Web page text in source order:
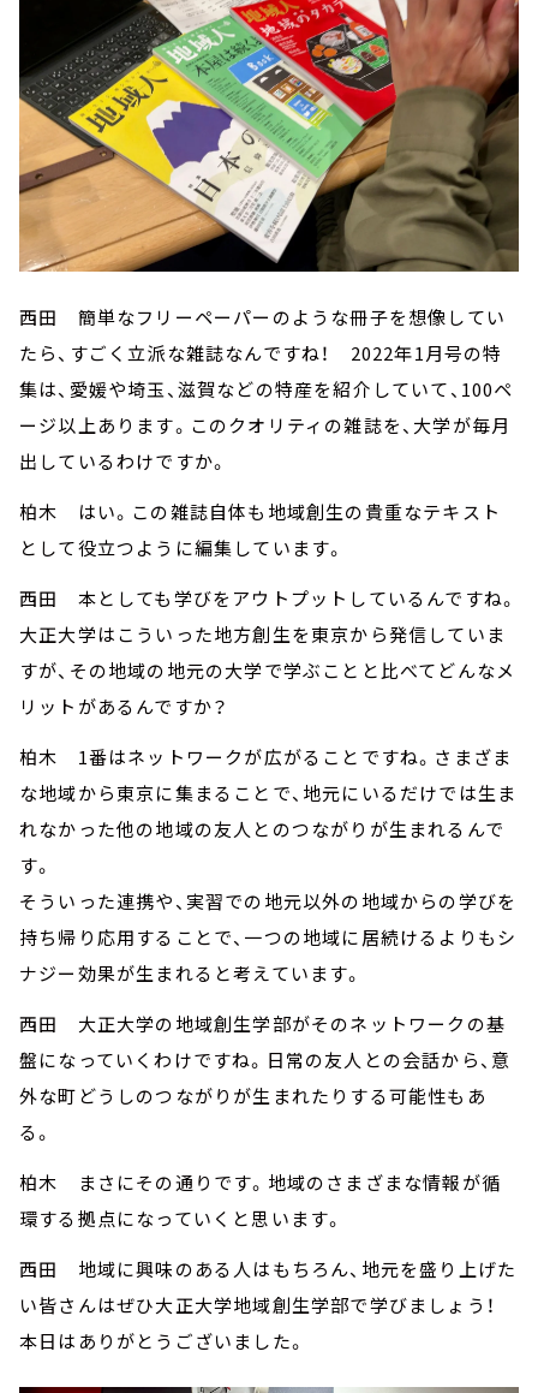
西田 簡単なフリーペーパーのような冊子を想像してい
たら、すごく立派な雑誌なんですね！ 2022年1月号の特
集は、愛媛や埼玉、滋賀などの特産を紹介していて、100ペ
ージ以上あります。このクオリティの雑誌を、大学が毎月
出しているわけですか。
柏木 はい。この雑誌自体も地域創生の貴重なテキスト
として役立つように編集しています。
西田 本としても学びをアウトプットしているんですね。
大正大学はこういった地方創生を東京から発信していま
すが、その地域の地元の大学で学ぶことと比べてどんなメ
リットがあるんですか？
柏木 1番はネットワークが広がることですね。さまざま
な地域から東京に集まることで、地元にいるだけでは生ま
れなかった他の地域の友人とのつながりが生まれるんで
す。
そういった連携や、実習での地元以外の地域からの学びを
持ち帰り応用することで、一つの地域に居続けるよりもシ
ナジー効果が生まれると考えています。
西田 大正大学の地域創生学部がそのネットワークの基
盤になっていくわけですね。日常の友人との会話から、意
外な町どうしのつながりが生まれたりする可能性もあ
る。
柏木 まさにその通りです。地域のさまざまな情報が循
環する拠点になっていくと思います。
西田 地域に興味のある人はもちろん、地元を盛り上げた
い皆さんはぜひ大正大学地域創生学部で学びましょう！
本日はありがとうございました。